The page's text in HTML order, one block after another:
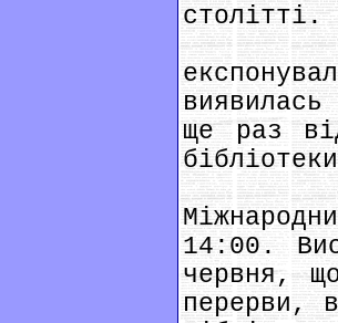
столітті.
ще раз
14:00.
червня,
перерви,